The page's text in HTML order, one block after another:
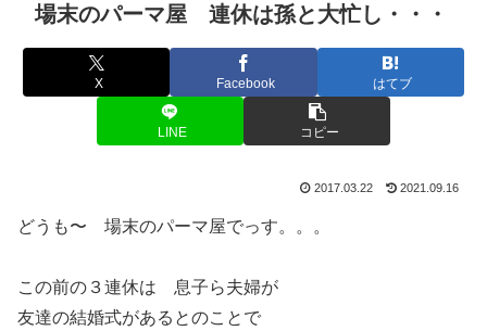
場末のパーマ屋 連休は孫と大忙し・・・
X Facebook はてブ
LINE コピー
2017.03.22 2021.09.16
どうも〜 場末のパーマ屋でっす。。。
この前の３連休は 息子ら夫婦が
友達の結婚式があるとのことで